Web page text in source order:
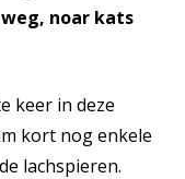
noar kats
keer in deze
kort nog enkele
lachspieren.